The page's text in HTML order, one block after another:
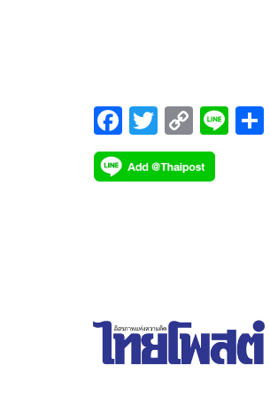
F
ac
e
T
wi
tt
C
o
p
Li